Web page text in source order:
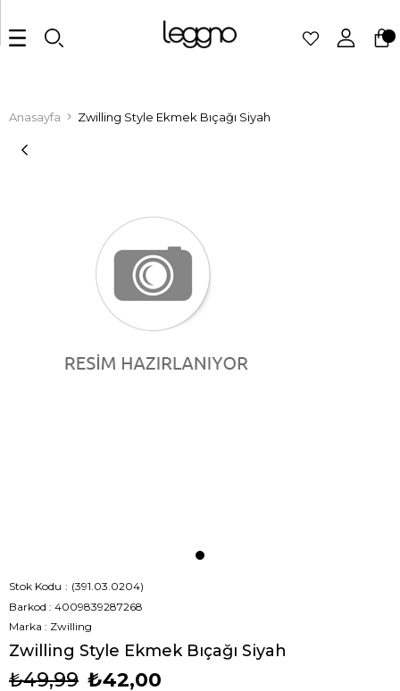
Anasayfa Zwilling Style Ekmek Bıçağı Siyah
Stok Kodu
(391.03.0204)
Barkod : 4009839287268
Marka : Zwilling
Zwilling Style Ekmek Bıçağı Siyah
₺49,99 ₺42,00